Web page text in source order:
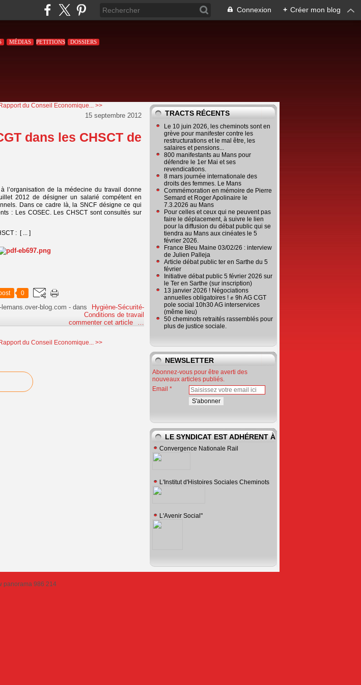
Connexion + Créer mon blog
MÉDIAS PETITIONS DOSSIERS
Rapport du Conseil Economique... >>
15 septembre 2012
dans les CHSCT de
l’organisation de la médecine du travail donne
2012 de désigner un salarié compétent en
Dans ce cadre là, la SNCF désigne ce qui
: Les COSEC. Les CHSCT sont consultés sur
: [ ... ]
0
blog.com - dans
Hygiène-Sécurité-
Conditions de travail
commenter cet article
du Conseil Economique... >>
TRACTS RÉCENTS
Le 10 juin 2026, les cheminots sont en
grève pour manifester contre les
restructurations et le mal être, les
salaires et pensions...
800 manifestants au Mans pour
défendre le 1er Mai et ses
revendications.
8 mars journée internationale des
droits des femmes. Le Mans
Commémoration en mémoire de Pierre
Semard et Roger Apolinaire le
7.3.2026 au Mans
Pour celles et ceux qui ne peuvent pas
faire le déplacement, à suivre le lien
pour la diffusion du débat public qui se
tiendra au Mans aux cinéates le 5
février 2026.
France Bleu Maine 03/02/26 : interview
de Julien Palleja
Article débat public ter en Sarthe du 5
février
Initiative débat public 5 février 2026 sur
le Ter en Sarthe (sur inscription)
13 janvier 2026 ! Négociations
annuelles obligatoires ! ✊ 9h AG CGT
pole social 10h30 AG interservices
(même lieu)
50 cheminots retraités rassemblés pour
plus de justice sociale.
NEWSLETTER
Abonnez-vous pour être averti des
nouveaux articles publiés.
Email
LE SYNDICAT EST ADHÉRENT À
Convergence Nationale Rail
L'Institut d'Histoires Sociales Cheminots
L'Avenir Social"